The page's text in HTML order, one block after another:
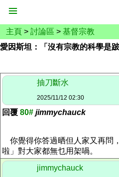
主頁 > 討論區 > 基督宗教
愛因斯坦：「沒有宗教的科學是
抽刀斷水
2025/11/12 02:30
回覆 80# jimmychauck
你覺得你答過晒但人家又再問
啦」對大家都無乜用架喎。
jimmychauck